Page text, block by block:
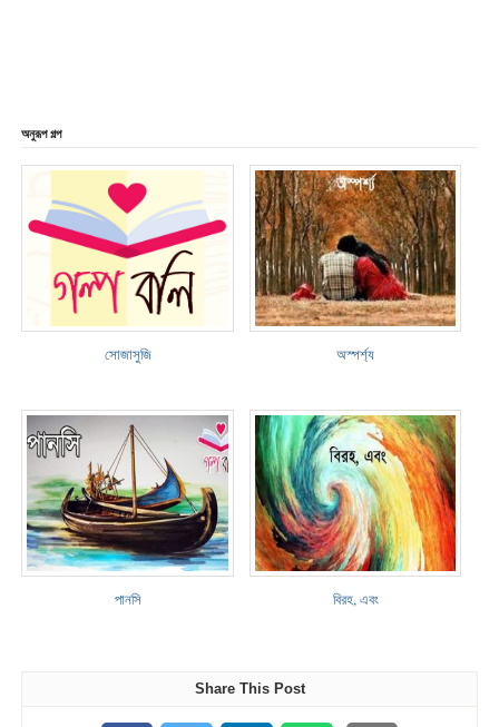
অনুরূপ গল্প
সোজাসুজি অস্পর্শ্য
পানসি বিরহ, এবং
Share This Post